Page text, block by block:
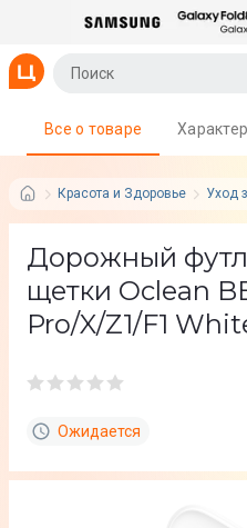
Красота и Здоровье Уход
Все о товаре
Дорожный
щетки Oclean
Pro/X/Z1/F1
Ожидается